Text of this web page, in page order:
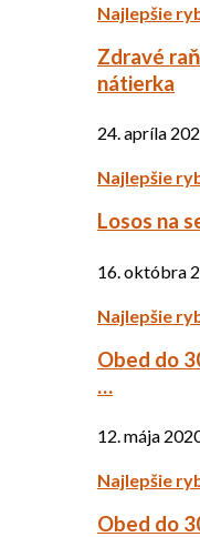
Najlepšie
Zdravé
nátierka
24. apríla
Najlepšie
Losos na
16. októbra
Najlepšie
Obed do
…
12. mája
Najlepšie
Obed do